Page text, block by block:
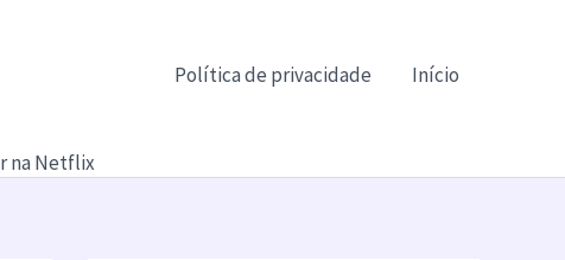
Política de privacidade Início
na Netflix